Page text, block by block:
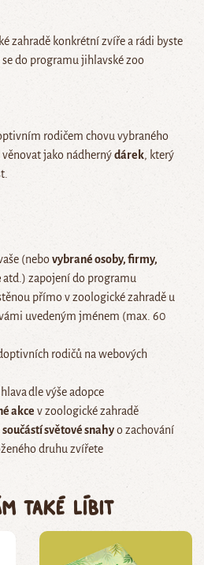
zahradě konkrétní zvíře a rádi byste
do programu jihlavské zoo
rodičem chovu vybraného
jako nádhernýdárek, který
(nebovybrané osoby, firmy,
atd.) zapojení do programu
přímo v zoologické zahradě u
uvedeným jménem (max. 60
rodičů na webových
dle výše adopce
akce v zoologické zahradě
součástí světové snahyo zachování
druhu zvířete
také líbit